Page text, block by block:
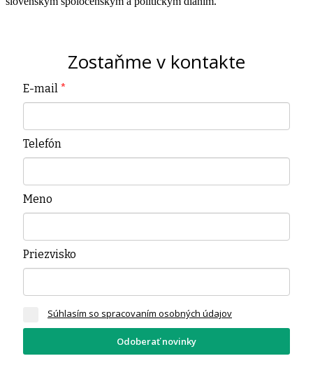
Zostaňme v kontakte
E-mail *
Telefón
Meno
Priezvisko
Súhlasím so spracovaním osobných údajov
Odoberať novinky